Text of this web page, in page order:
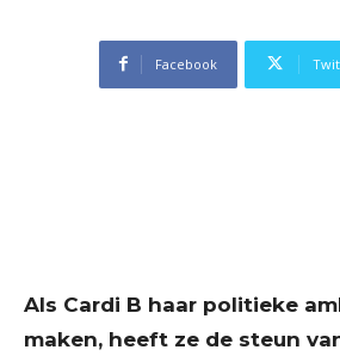
Facebook
Als Cardi B haar politieke
maken, heeft ze de steun